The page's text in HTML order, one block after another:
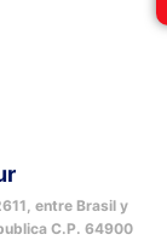
entre Brasil y
C.P. 64900